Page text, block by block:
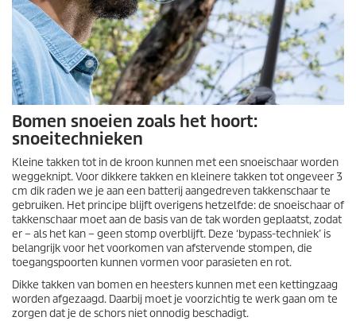
Bomen snoeien zoals het hoort:
snoeitechnieken
Kleine takken tot in de kroon kunnen met een snoeischaar worden
weggeknipt. Voor dikkere takken en kleinere takken tot ongeveer 3
cm dik raden we je aan een batterij aangedreven takkenschaar te
gebruiken. Het principe blijft overigens hetzelfde: de snoeischaar of
takkenschaar moet aan de basis van de tak worden geplaatst, zodat
er – als het kan – geen stomp overblijft. Deze ‘bypass-techniek’ is
belangrijk voor het voorkomen van afstervende stompen, die
toegangspoorten kunnen vormen voor parasieten en rot.
Dikke takken van bomen en heesters kunnen met een kettingzaag
worden afgezaagd. Daarbij moet je voorzichtig te werk gaan om te
zorgen dat je de schors niet onnodig beschadigt.